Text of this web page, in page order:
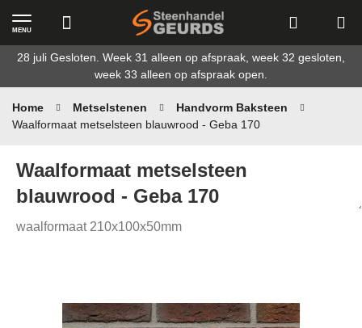
Ga
de
inhoud
28 juli Gesloten. Week 31 alleen op afspraak, week 32 gesloten,
week 33 alleen op afspraak open.
MENU
Home Metselstenen
Handvorm Baksteen
Waalformaat metselsteen blauwrood - Geba 170
Waalformaat metselsteen
blauwrood - Geba 170
waalformaat 210x100x50mm